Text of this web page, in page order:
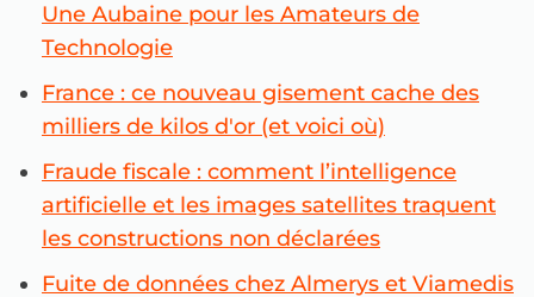
Une Aubaine pour les Amateurs de
Technologie
France : ce nouveau gisement cache des
milliers de kilos d'or (et voici où)
Fraude fiscale : comment l’intelligence
artificielle et les images satellites traquent
les constructions non déclarées
Fuite de données chez Almerys et Viamedis